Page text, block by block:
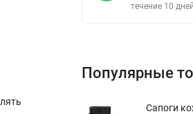
течение 10 дней
Популярные
Сапоги